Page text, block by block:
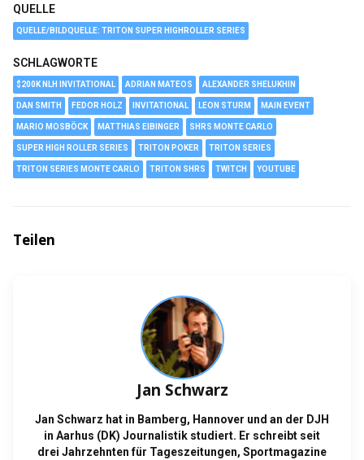
QUELLE
QUELLE/BILDQUELLE: TRITON SUPER HIGHROLLER SERIES
SCHLAGWORTE
$200K NLH INVITATIONAL ADRIAN MATEOS ALEXANDER SHELUKHIN
DAN SMITH FEDOR HOLZ INVITATIONAL LEON STURM MAIN EVENT
MARIO MOSBÖCK MATTHIAS EIBINGER SHRS MONTE CARLO
SUPER HIGH ROLLER SERIES TRITON POKER TRITON SERIES
TRITON SERIES MONTE CARLO TRITON SHRS TWITCH YOUTUBE
Teilen
Jan Schwarz
Jan Schwarz hat in Bamberg, Hannover und an der DJH
in Aarhus (DK) Journalistik studiert. Er schreibt seit
drei Jahrzehnten für Tageszeitungen, Sportmagazine